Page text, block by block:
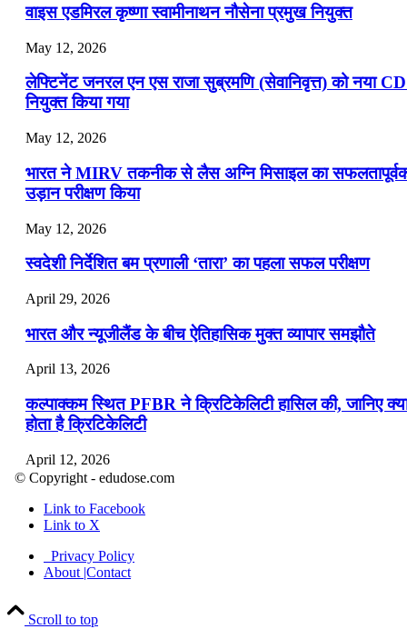
वाइस एडमिरल कृष्णा स्वामीनाथन नौसेना प्रमुख नियुक्त
May 12, 2026
लेफ्टिनेंट जनरल एन एस राजा सुब्रमणि (सेवानिवृत्त) को नया
नियुक्त किया गया
May 12, 2026
भारत ने MIRV तकनीक से लैस अग्नि मिसाइल का
उड़ान परीक्षण किया
May 12, 2026
स्वदेशी निर्देशित बम प्रणाली ‘तारा’ का पहला सफल परीक्षण
April 29, 2026
भारत और न्यूजीलैंड के बीच ऐतिहासिक मुक्त व्यापार समझौते
April 13, 2026
कल्पाक्कम स्थित PFBR ने क्रिटिकेलिटी हासिल की, जानिए
होता है क्रिटिकेलिटी
April 12, 2026
April 9, 2026
नासा का आर्टेमिस-2 मिशन: मनुष्य एक बार फिर से चंद्रमा के
पहुंचा
April 7, 2026
© Copyright - edudose.com
Link to Facebook
Link to X
Privacy Policy
About |Contact
Scroll to top